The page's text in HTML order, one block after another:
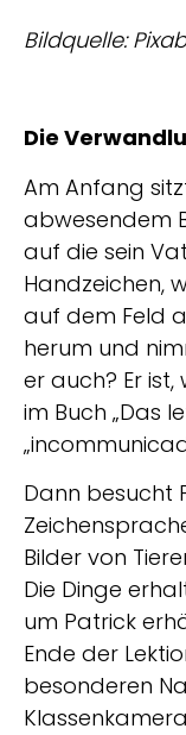
Bildquelle:
Die
Am Anfang
abwesendem
auf die sein
Handzeichen,
auf dem Feld
herum und
er auch? Er ist,
im Buch „Das
Dann besucht
Bilder von
Die Dinge
um Patrick
Ende der
besonderen